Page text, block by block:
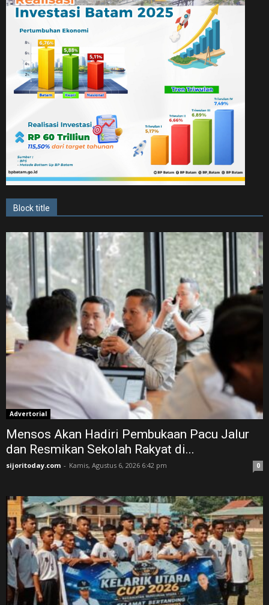
Block title
Advertorial
Mensos Akan Hadiri Pembukaan Pacu Jalur
dan Resmikan Sekolah Rakyat di...
sijoritoday.com - Kamis, Agustus 6, 2026 6:42 pm 0